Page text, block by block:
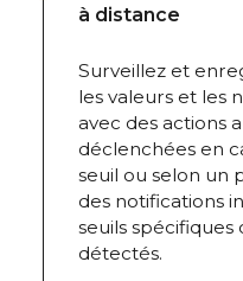
à distance
Surveillez et
les valeurs et les
avec des actions
déclenchées en
seuil ou selon un
des notifications
seuils spécifiques
détectés.